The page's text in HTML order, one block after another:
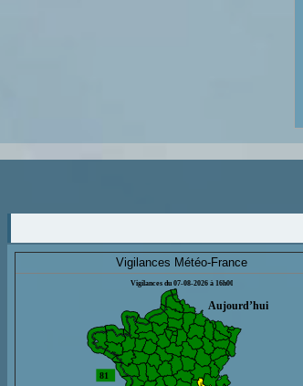
Vigilances Météo-France